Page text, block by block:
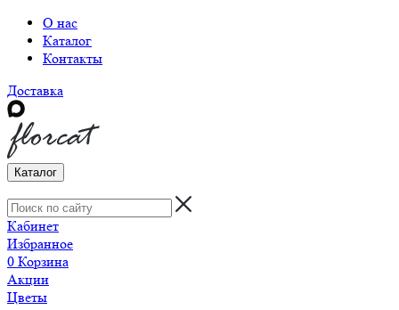
О нас
Каталог
Контакты
Доставка
Каталог
Кабинет
Избранное
0 Корзина
Акции
Цветы